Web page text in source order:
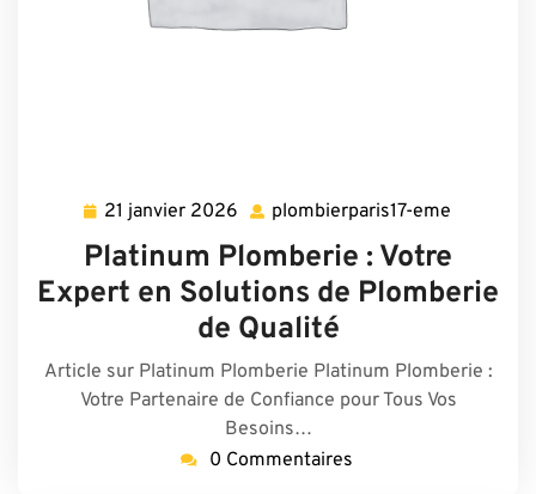
21 janvier 2026 21
janvier
2026
plombierparis17-eme
Platinum Plomberie : Votre
Expert en Solutions de Plomberie
de Qualité
Article sur Platinum Plomberie Platinum Plomberie :
Votre Partenaire de Confiance pour Tous Vos
Besoins…
0 Commentaires